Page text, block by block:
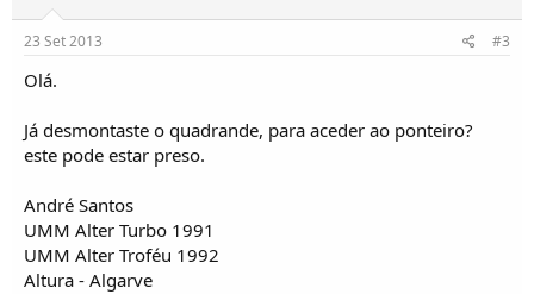
23 Set 2013 #3
Olá.
Já desmontaste o quadrande, para aceder ao ponteiro?
este pode estar preso.
André Santos
UMM Alter Turbo 1991
UMM Alter Troféu 1992
Altura - Algarve